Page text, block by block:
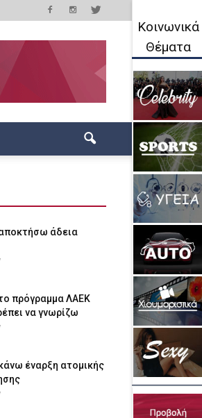
άδεια
το πρόγραμμα ΛΑΕΚ
να γνωρίζω
έναρξη ατομικής
Κοινωνικά
Θέματα